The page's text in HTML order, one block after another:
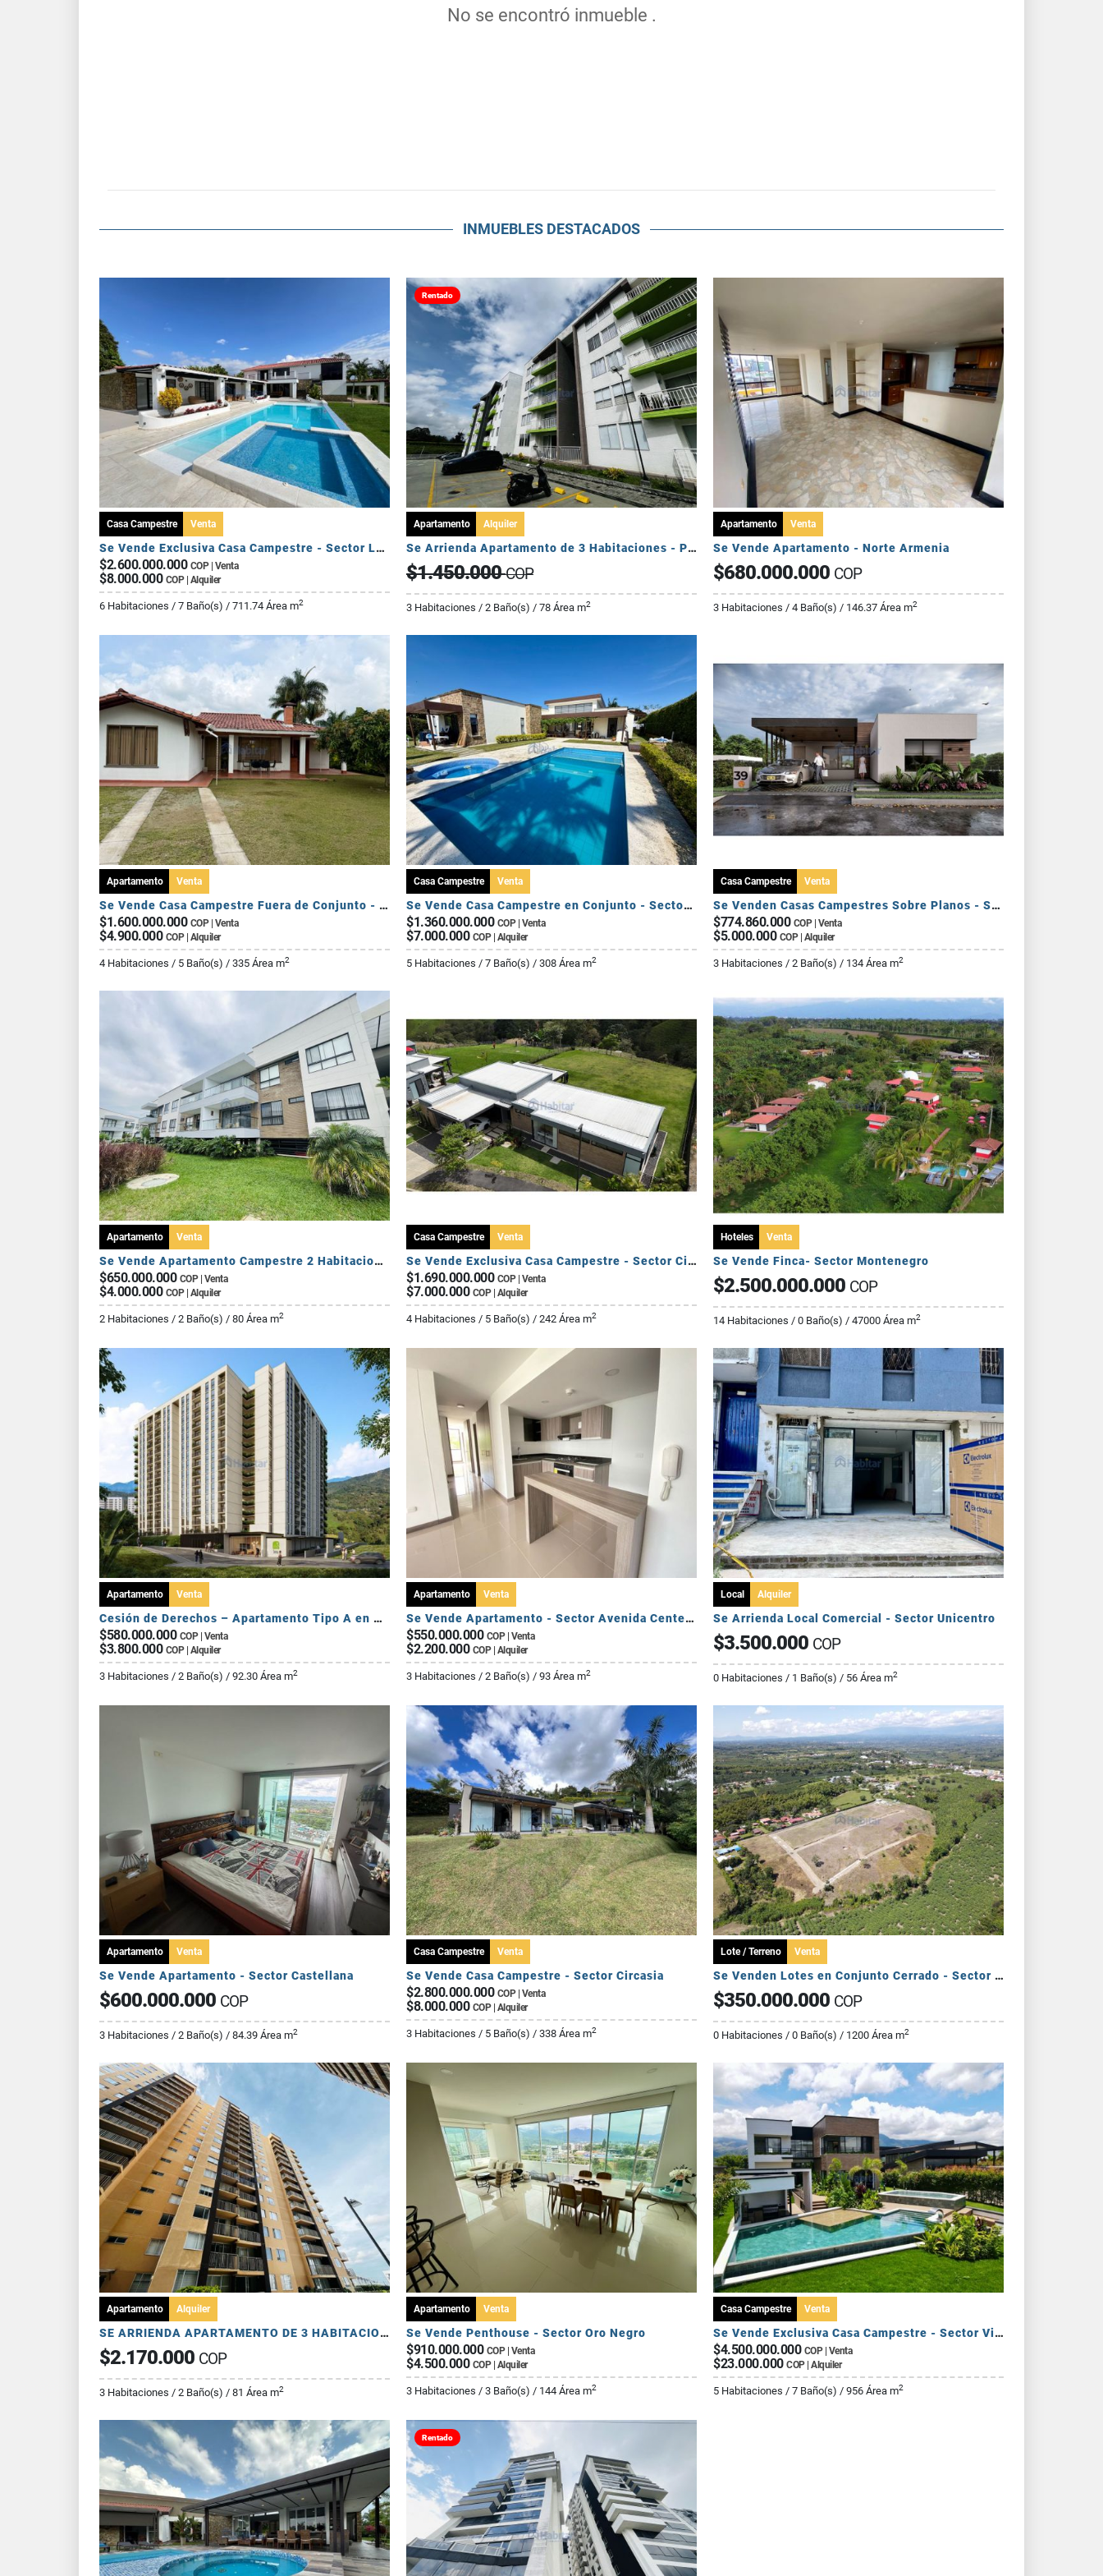
No se encontró inmueble .
INMUEBLES DESTACADOS
Casa Campestre Venta
Se Vende Exclusiva Casa Campestre - Sector La Tebaida
$2.600.000.000 COP | Venta
$8.000.000 COP | Alquiler
6 Habitaciones / 7 Baño(s) / 711.74 Área m2
Rentado
Apartamento Alquiler
Se Arrienda Apartamento de 3 Habitaciones - Puerto Espejo
$1.450.000COP
3 Habitaciones / 2 Baño(s) / 78 Área m2
Apartamento Venta
Se Vende Apartamento - Norte Armenia
$680.000.000 COP
3 Habitaciones / 4 Baño(s) / 146.37 Área m2
Apartamento Venta
Se Vende Casa Campestre Fuera de Conjunto - Sector Av Centenario
$1.600.000.000 COP | Venta
$4.900.000 COP | Alquiler
4 Habitaciones / 5 Baño(s) / 335 Área m2
Casa Campestre Venta
Se Vende Casa Campestre en Conjunto - Sector El Caimo
$1.360.000.000 COP | Venta
$7.000.000 COP | Alquiler
5 Habitaciones / 7 Baño(s) / 308 Área m2
Casa Campestre Venta
Se Venden Casas Campestres Sobre Planos - Sector Circasia
$774.860.000 COP | Venta
$5.000.000 COP | Alquiler
3 Habitaciones / 2 Baño(s) / 134 Área m2
Apartamento Venta
Se Vende Apartamento Campestre 2 Habitaciones - Via Al Caimo
$650.000.000 COP | Venta
$4.000.000 COP | Alquiler
2 Habitaciones / 2 Baño(s) / 80 Área m2
Casa Campestre Venta
Se Vende Exclusiva Casa Campestre - Sector Circasia
$1.690.000.000 COP | Venta
$7.000.000 COP | Alquiler
4 Habitaciones / 5 Baño(s) / 242 Área m2
Hoteles Venta
Se Vende Finca- Sector Montenegro
$2.500.000.000 COP
14 Habitaciones / 0 Baño(s) / 47000 Área m2
Apartamento Venta
Cesión de Derechos – Apartamento Tipo A en Seroa | Avenida Centenario
$580.000.000 COP | Venta
$3.800.000 COP | Alquiler
3 Habitaciones / 2 Baño(s) / 92.30 Área m2
Apartamento Venta
Se Vende Apartamento - Sector Avenida Centenario
$550.000.000 COP | Venta
$2.200.000 COP | Alquiler
3 Habitaciones / 2 Baño(s) / 93 Área m2
Local Alquiler
Se Arrienda Local Comercial - Sector Unicentro
$3.500.000 COP
0 Habitaciones / 1 Baño(s) / 56 Área m2
Apartamento Venta
Se Vende Apartamento - Sector Castellana
$600.000.000 COP
3 Habitaciones / 2 Baño(s) / 84.39 Área m2
Casa Campestre Venta
Se Vende Casa Campestre - Sector Circasia
$2.800.000.000 COP | Venta
$8.000.000 COP | Alquiler
3 Habitaciones / 5 Baño(s) / 338 Área m2
Lote / Terreno Venta
Se Venden Lotes en Conjunto Cerrado - Sector Pueblo Tapado
$350.000.000 COP
0 Habitaciones / 0 Baño(s) / 1200 Área m2
Apartamento Alquiler
SE ARRIENDA APARTAMENTO DE 3 HABITACIONES - AV 19 NORTE
$2.170.000 COP
3 Habitaciones / 2 Baño(s) / 81 Área m2
Apartamento Venta
Se Vende Penthouse - Sector Oro Negro
$910.000.000 COP | Venta
$4.500.000 COP | Alquiler
3 Habitaciones / 3 Baño(s) / 144 Área m2
Casa Campestre Venta
Se Vende Exclusiva Casa Campestre - Sector Via Armenia Calarca
$4.500.000.000 COP | Venta
$23.000.000 COP | Alquiler
5 Habitaciones / 7 Baño(s) / 956 Área m2
Rentado